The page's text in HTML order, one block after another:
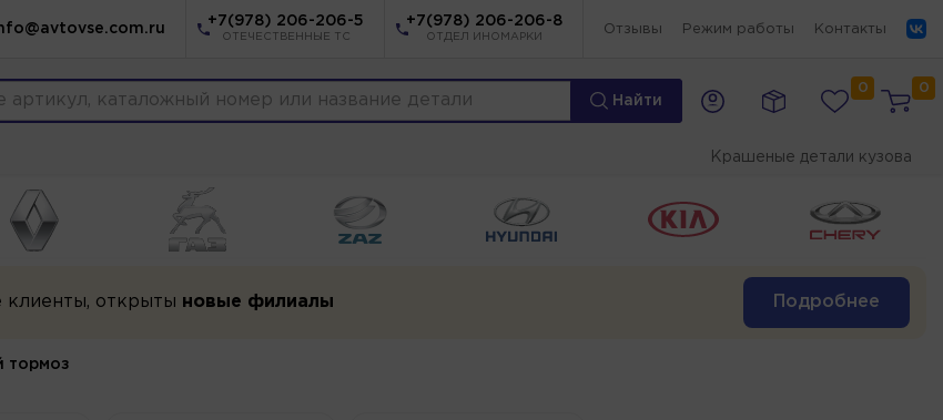
+7(978) 206-206-5
ОТЕЧЕСТВЕННЫЕ ТС
+7(978) 206-206-8
ОТДЕЛ ИНОМАРКИ
Отзывы Режим работы Контакты
Найти
0 0
Крашеные детали кузова
открыты новые филиалы Подробнее
тормоз